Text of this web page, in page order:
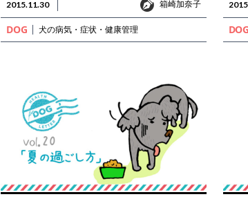
2015.11.30 箱崎加奈子
DOG 犬の病気・症状・健康管理 DOG